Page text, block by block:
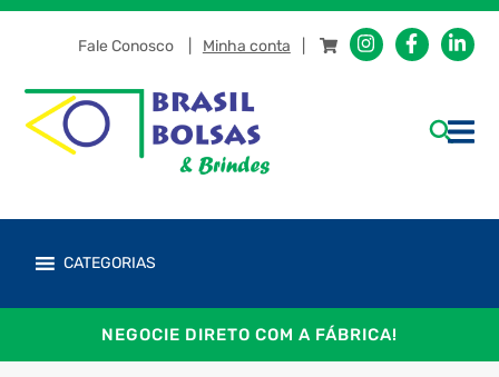
Fale Conosco Minha conta
CATEGORIAS
NEGOCIE DIRETO COM A FÁBRICA!